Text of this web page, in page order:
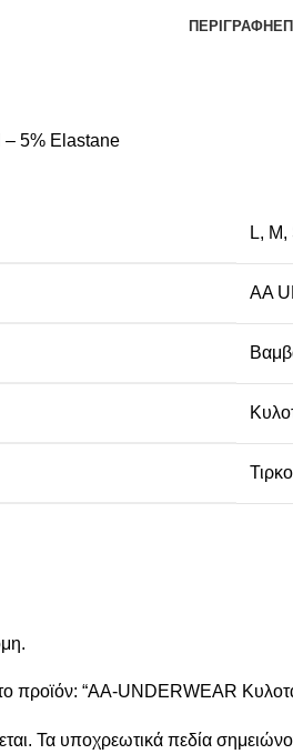
ΠΕΡΙΓΡΑΦΉ
– 5% Elastane
L, M,
AA
προϊόν: “AA-UNDERWEAR
Τα υποχρεωτικά πεδία